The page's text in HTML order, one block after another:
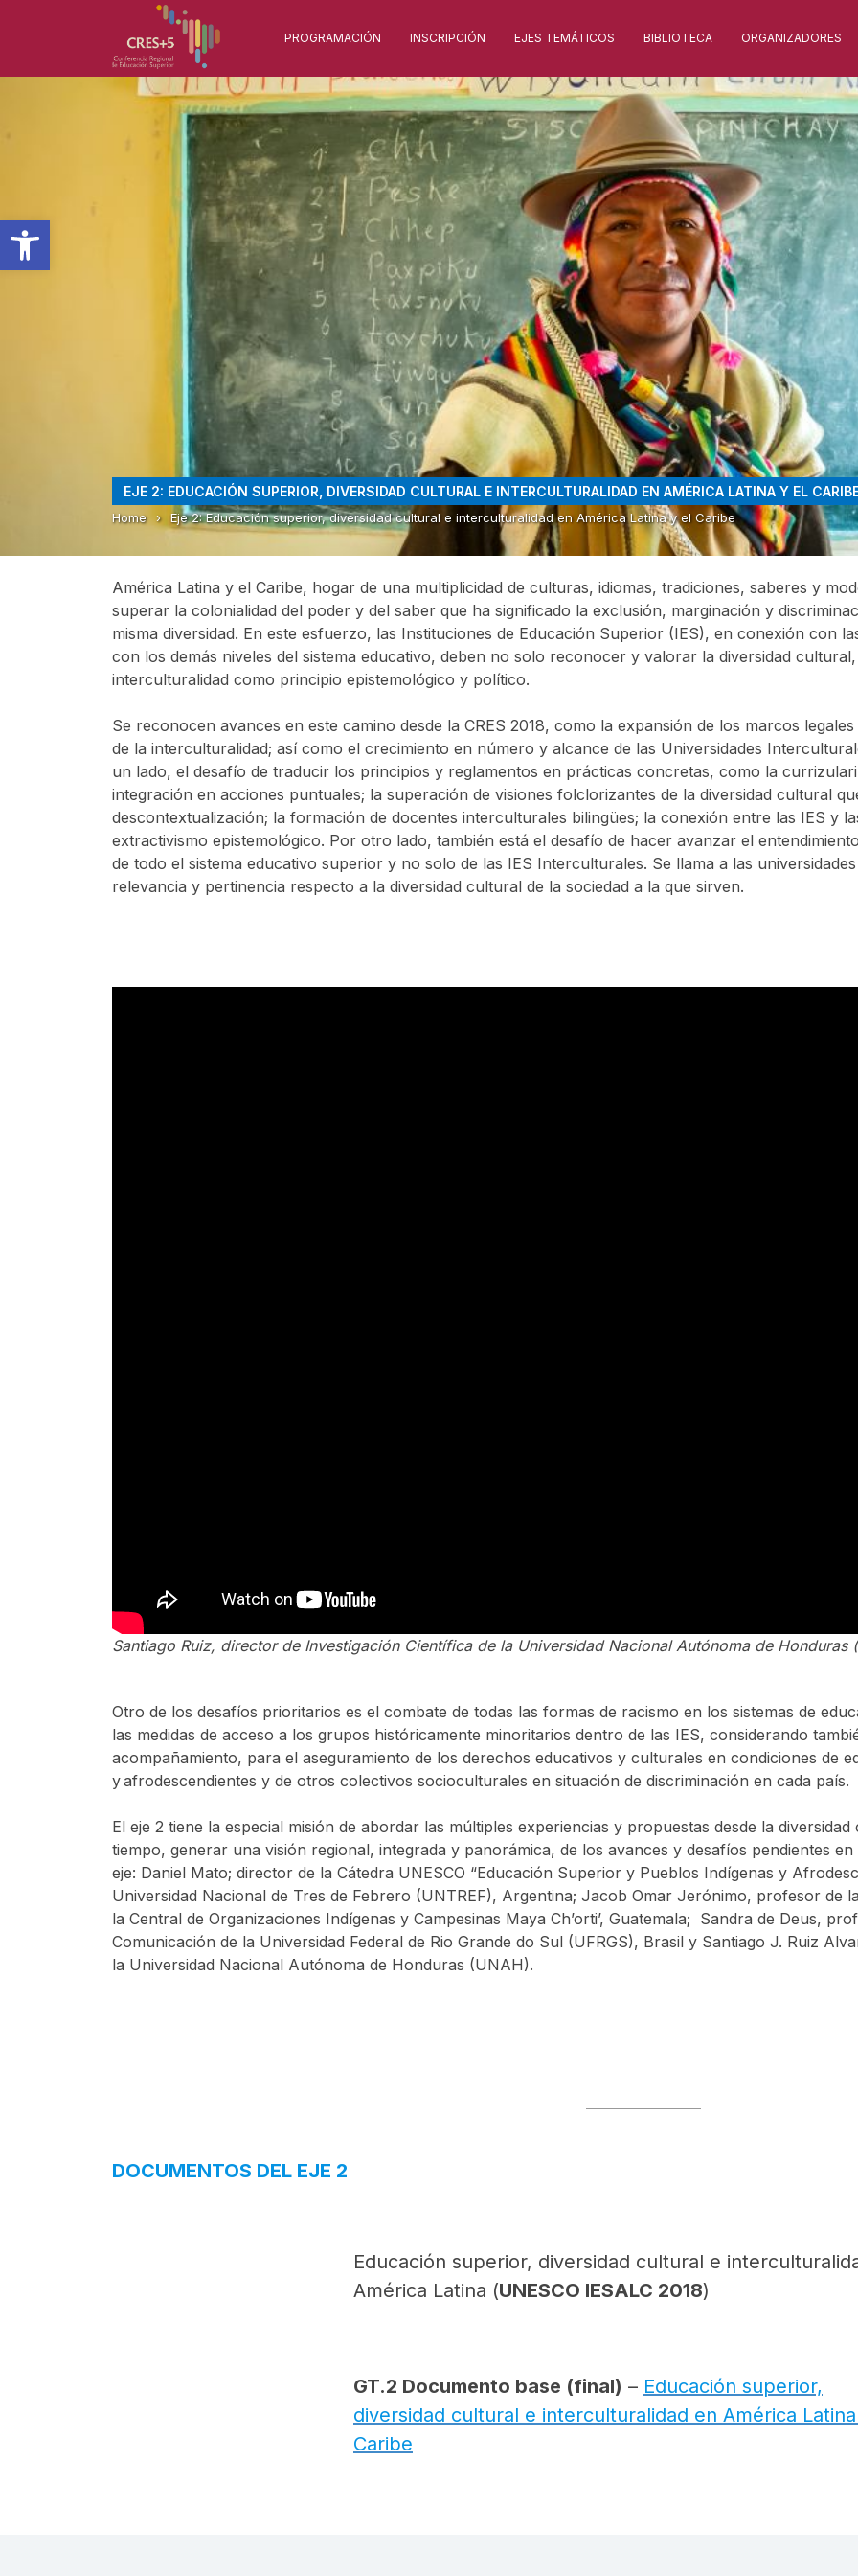
Abrir barra de herramientas
PROGRAMACIÓN INSCRIPCIÓN EJES TEMÁTICOS BIBLIOTECA ORGANIZADORES
EJE 2: EDUCACIÓN SUPERIOR, DIVERSIDAD CULTURAL E INTERCULTURALIDAD EN AMÉRICA LATINA Y EL
Home › Eje 2: Educación superior, diversidad cultural e interculturalidad en América Latina y el Caribe
América Latina y el Caribe, hogar de una multiplicidad de culturas, idiomas, tradiciones, saberes y
superar la colonialidad del poder y del saber que ha significado la exclusión, marginación y
misma diversidad. En este esfuerzo, las Instituciones de Educación Superior (IES), en conexión con
con los demás niveles del sistema educativo, deben no solo reconocer y valorar la diversidad
interculturalidad como principio epistemológico y político.
Se reconocen avances en este camino desde la CRES 2018, como la expansión de los marcos
de la interculturalidad; así como el crecimiento en número y alcance de las Universidades
un lado, el desafío de traducir los principios y reglamentos en prácticas concretas, como la
integración en acciones puntuales; la superación de visiones folclorizantes de la diversidad cultural
descontextualización; la formación de docentes interculturales bilingües; la conexión entre las IES y
extractivismo epistemológico. Por otro lado, también está el desafío de hacer avanzar el
de todo el sistema educativo superior y no solo de las IES Interculturales. Se llama a las
relevancia y pertinencia respecto a la diversidad cultural de la sociedad a la que sirven.
Santiago Ruiz, director de Investigación Científica de la Universidad Nacional Autónoma de Honduras
Otro de los desafíos prioritarios es el combate de todas las formas de racismo en los sistemas de
las medidas de acceso a los grupos históricamente minoritarios dentro de las IES, considerando
acompañamiento, para el aseguramiento de los derechos educativos y culturales en condiciones de
y afrodescendientes y de otros colectivos socioculturales en situación de discriminación en cada país.
El eje 2 tiene la especial misión de abordar las múltiples experiencias y propuestas desde la
tiempo, generar una visión regional, integrada y panorámica, de los avances y desafíos pendientes
eje: Daniel Mato; director de la Cátedra UNESCO “Educación Superior y Pueblos Indígenas y
Universidad Nacional de Tres de Febrero (UNTREF), Argentina; Jacob Omar Jerónimo, profesor de
la Central de Organizaciones Indígenas y Campesinas Maya Ch’orti’, Guatemala; Sandra de Deus,
Comunicación de la Universidad Federal de Rio Grande do Sul (UFRGS), Brasil y Santiago J. Ruiz
la Universidad Nacional Autónoma de Honduras (UNAH).
DOCUMENTOS DEL EJE 2
Educación superior, diversidad cultural e
América Latina (UNESCO IESALC 2018)
GT.2 Documento base (final) – Educación superior,
diversidad cultural e interculturalidad en América
Caribe